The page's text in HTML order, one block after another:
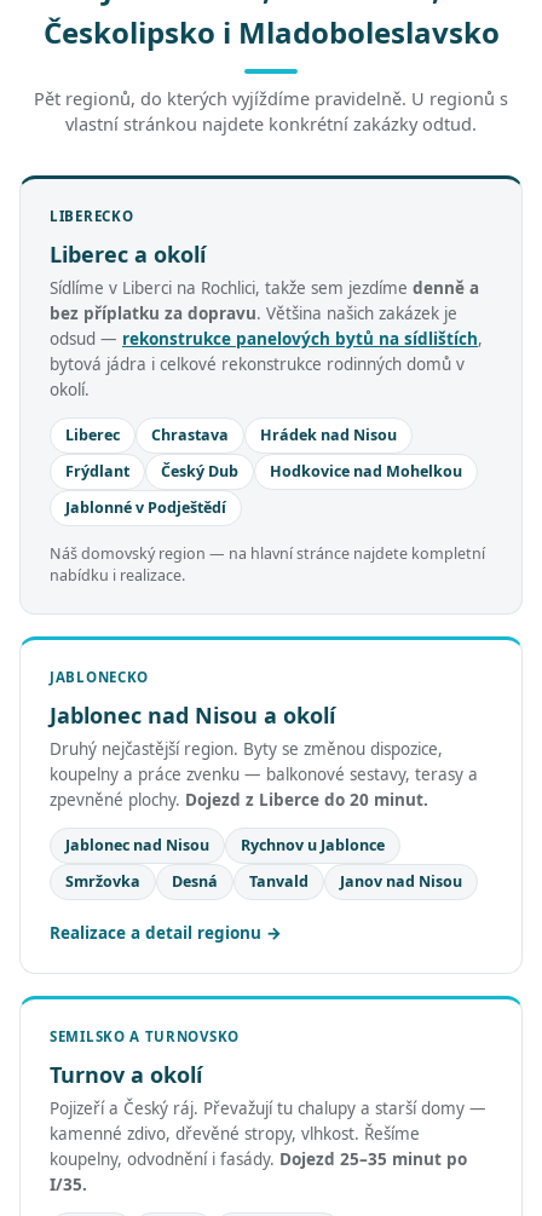
Českolipsko i Mladoboleslavsko
Pět regionů, do kterých vyjíždíme pravidelně. U regionů s
vlastní stránkou najdete konkrétní zakázky odtud.
LIBERECKO
Liberec a okolí
Sídlíme v Liberci na Rochlici, takže sem jezdíme denně a
bez příplatku za dopravu. Většina našich zakázek je
odsud — rekonstrukce panelových bytů na sídlištích,
bytová jádra i celkové rekonstrukce rodinných domů v
okolí.
Liberec Chrastava
Hrádek nad Nisou
Frýdlant
Český Dub
Hodkovice nad Mohelkou
Jablonné v Podještědí
Náš domovský region — na hlavní stránce najdete kompletní
nabídku i realizace.
JABLONECKO
Jablonec nad Nisou a okolí
Druhý nejčastější region. Byty se změnou dispozice,
koupelny a práce zvenku — balkonové sestavy, terasy a
zpevněné plochy. Dojezd z Liberce do 20 minut.
Jablonec nad Nisou
Rychnov u Jablonce
Smržovka
Desná Tanvald Janov nad Nisou
Realizace a detail regionu
SEMILSKO A TURNOVSKO
Turnov a okolí
Pojizeří a Český ráj. Převažují tu chalupy a starší domy —
kamenné zdivo, dřevěné stropy, vlhkost. Řešíme
koupelny, odvodnění i fasády. Dojezd 25–35 minut po
I/35.